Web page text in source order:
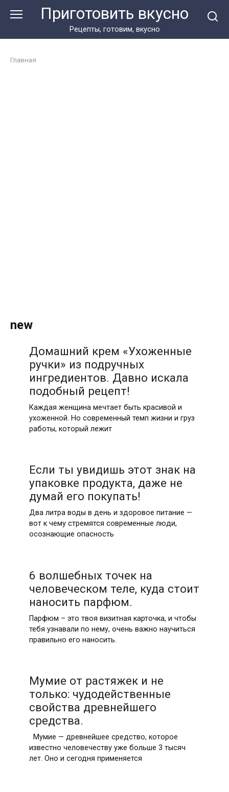
Приготовить вкусно
Рецепты, готовим, вкусно
Главная
new
Домашний крем «Ухоженные
ручки» из подручных
ингредиентов. Давно искала
подобный рецепт!
Каждая женщина мечтает быть красивой и
ухоженной. Но современный темп жизни и груз
работы, который лежит
Если ты увидишь этот знак на
упаковке продукта, даже не
думай его покупать!
Два литра воды в день и здоровое питание —
вот к чему стремятся современные люди,
осознающие опасность
6 волшебных точек на
человеческом теле, куда стоит
наносить парфюм.
Парфюм – это твоя визитная карточка, и чтобы
тебя узнавали по нему, очень важно научиться
правильно его наносить.
Мумие от растяжек и не
только: чудодейственные
свойства древнейшего
средства.
Мумие — древнейшее средство, которое
известно человечеству уже больше 3 тысяч
лет. Оно и сегодня применяется